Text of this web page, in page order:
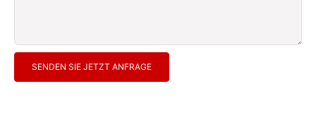
SENDEN SIE JETZT ANFRAGE